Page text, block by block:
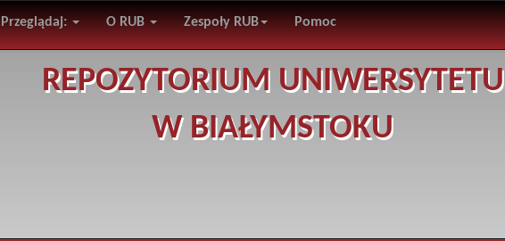
Przeglądaj: O RUB Zespoły RUB Pomoc
REPOZYTORIUM UNIWERSYTETU
W BIAŁYMSTOKU